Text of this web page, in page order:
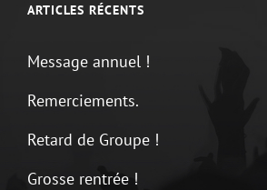
ARTICLES RÉCENTS
Message annuel !
Remerciements.
Retard de Groupe !
Grosse rentrée !